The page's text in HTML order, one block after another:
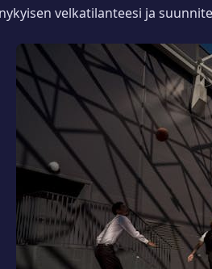
velkatilanteesi ja